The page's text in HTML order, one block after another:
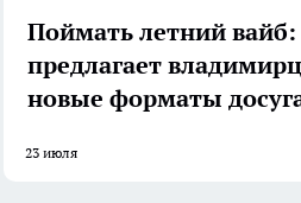
Поймать летний
предлагает
новые форматы
23 июля